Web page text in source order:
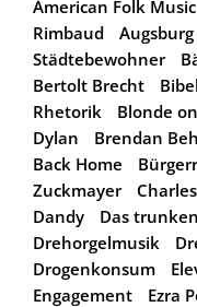
American Folk Music
Rimbaud
Augsburg
Städtebewohner
Bertolt Brecht
Bibel
Rhetorik
Blonde
Dylan
Brendan
Back Home
Zuckmayer
Dandy
Das
Drehorgelmusik
Drogenkonsum
Engagement
Ezra